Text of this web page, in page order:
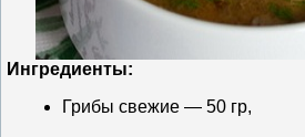
Ингредиенты:
Грибы свежие — 50 гр,